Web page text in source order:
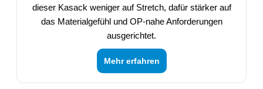
dieser Kasack weniger auf Stretch, dafür stärker auf
das Materialgefühl und OP-nahe Anforderungen
ausgerichtet.
Mehr erfahren